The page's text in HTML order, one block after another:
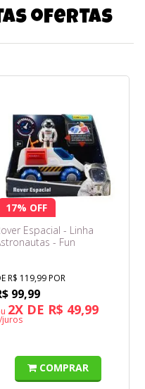
ofertas
17% OFF
Espacial - Linha
- Fun
R$ 119,99 POR
99,99
2X DE R$ 49,99
juros
COMPRAR